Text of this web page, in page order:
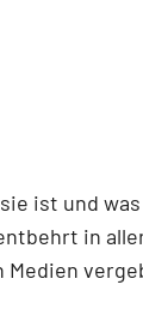
ist und
in